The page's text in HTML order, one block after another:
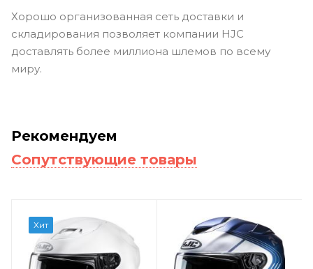
Хорошо организованная сеть доставки и
складирования позволяет компании HJC
доставлять более миллиона шлемов по всему
миру.
Рекомендуем
Сопутствующие товары
Хит